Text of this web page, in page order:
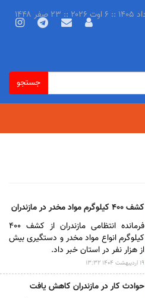
جستجو
کشف ۴۰۰ کیلوگرم مواد مخدر در مازندران
فرمانده انتظامی مازندران از کشف ۴۰۰
کیلوگرم انواع مواد مخدر و دستگیری بیش
از هزار نفر در استان خبر داد.
۱۹ ارديبهشت ۱۴۰۴ ۱۳:۳۲
حوادث کار در مازندران کاهش یافت